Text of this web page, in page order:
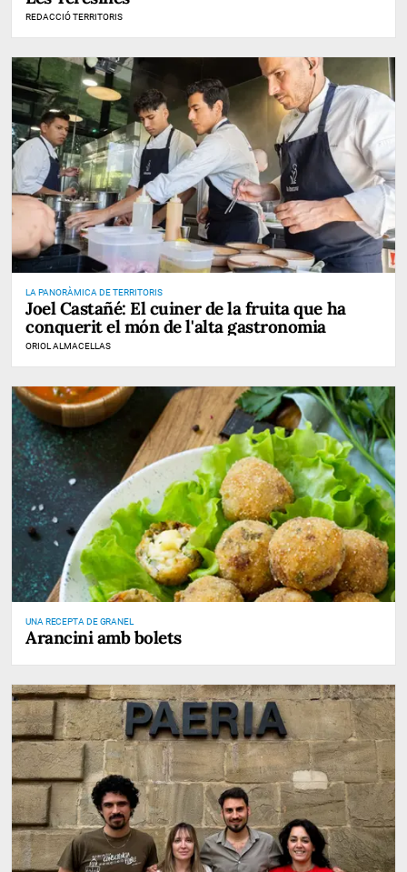
REDACCIÓ TERRITORIS
LA PANORÀMICA DE TERRITORIS
Joel Castañé: El cuiner de la fruita que ha
conquerit el món de l'alta gastronomia
ORIOL ALMACELLAS
UNA RECEPTA DE GRANEL
Arancini amb bolets